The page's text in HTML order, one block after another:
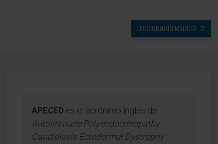
DICCIONARIO MÉDICO
APECED es el acrónimo inglés de
Autoimmune Polyendocrinopathy-
Candidiasis-Ectodermal Dystrophy